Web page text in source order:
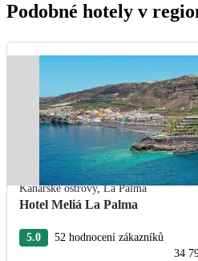
Podobné hotely v
Kanárské ostrovy,La Palma
Hotel Meliá La Palma
5.0
52 hodnocení zákazníků
34